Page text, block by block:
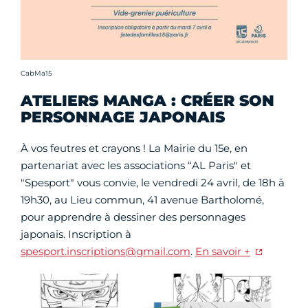
Crédit photo :
CabMa15
ATELIERS MANGA : CRÉER SON
PERSONNAGE JAPONAIS
À vos feutres et crayons ! La Mairie du 15e, en
partenariat avec les associations “AL Paris" et
"Spesport" vous convie, le vendredi 24 avril, de 18h à
19h30, au Lieu commun, 41 avenue Bartholomé,
pour apprendre à dessiner des personnages
japonais. Inscription à
spesport.inscriptions@gmail.com. En savoir +